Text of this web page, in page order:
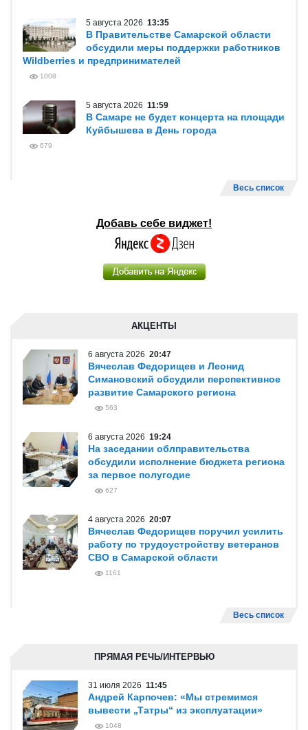
5 августа 2026 13:35
В Правительстве Самарской области
обсудили меры поддержки работников
Wildberries и предпринимателей
1008
5 августа 2026 11:59
В Самаре не будет концерта на площади
Куйбышева в День города
679
Весь список
Добавь себе виджет!
АКЦЕНТЫ
6 августа 2026 20:47
Вячеслав Федорищев и Леонид
Симановский обсудили перспективное
развитие Самарского региона
563
6 августа 2026 19:24
На заседании облправительства
обсудили исполнение бюджета региона
за первое полугодие
627
4 августа 2026 20:07
Вячеслав Федорищев поручил усилить
работу по трудоустройству ветеранов
СВО в Самарской области
1161
Весь список
ПРЯМАЯ РЕЧЬ/ИНТЕРВЬЮ
31 июля 2026 11:45
Андрей Карпочев: «Мы стремимся
вывести „Татры“ из эксплуатации»
1048